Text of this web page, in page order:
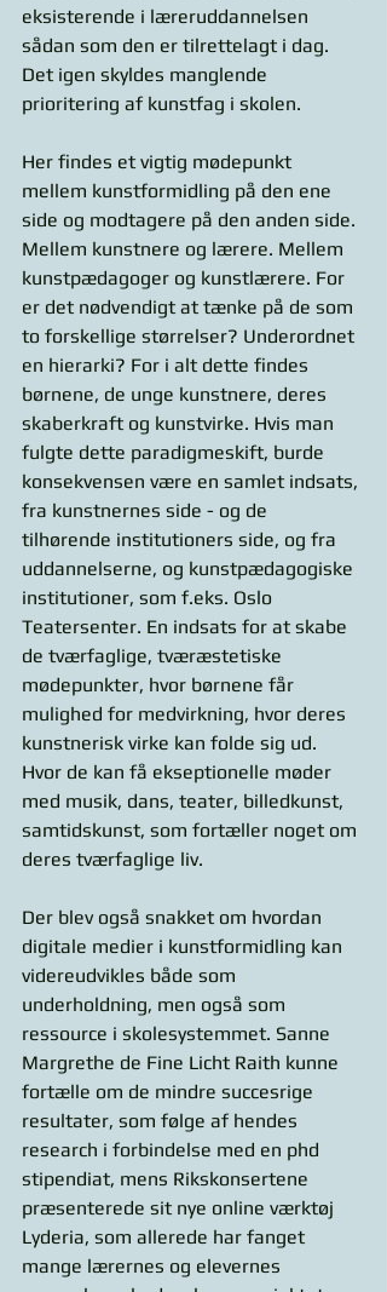
eksisterende i læreruddannelsen
sådan som den er tilrettelagt i dag.
Det igen skyldes manglende
prioritering af kunstfag i skolen.
Her findes et vigtig mødepunkt
mellem kunstformidling på den ene
side og modtagere på den anden side.
Mellem kunstnere og lærere. Mellem
kunstpædagoger og kunstlærere. For
er det nødvendigt at tænke på de som
to forskellige størrelser? Underordnet
en hierarki? For i alt dette findes
børnene, de unge kunstnere, deres
skaberkraft og kunstvirke. Hvis man
fulgte dette paradigmeskift, burde
konsekvensen være en samlet indsats,
fra kunstnernes side - og de
tilhørende institutioners side, og fra
uddannelserne, og kunstpædagogiske
institutioner, som f.eks. Oslo
Teatersenter. En indsats for at skabe
de tværfaglige, tværæstetiske
mødepunkter, hvor børnene får
mulighed for medvirkning, hvor deres
kunstnerisk virke kan folde sig ud.
Hvor de kan få ekseptionelle møder
med musik, dans, teater, billedkunst,
samtidskunst, som fortæller noget om
deres tværfaglige liv.
Der blev også snakket om hvordan
digitale medier i kunstformidling kan
videreudvikles både som
underholdning, men også som
ressource i skolesystemmet. Sanne
Margrethe de Fine Licht Raith kunne
fortælle om de mindre succesrige
resultater, som følge af hendes
research i forbindelse med en phd
stipendiat, mens Rikskonsertene
præsenterede sit nye online værktøj
Lyderia, som allerede har fanget
mange lærernes og elevernes